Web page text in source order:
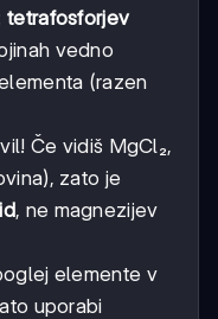
tetrafosforjev
vedno
(razen
Če vidiš MgCl₂,
zato je
, ne magnezijev
elemente v
uporabi